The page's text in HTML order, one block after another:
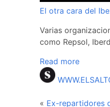
El otra cara del
Varias
como Repsol,
Read more
« Ex-repartidores